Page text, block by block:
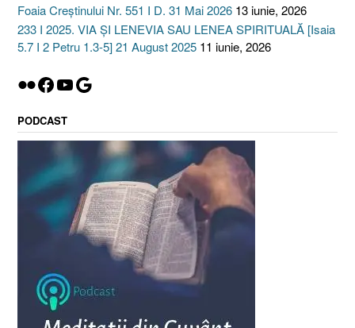
Foaia Creștinului Nr. 551 I D. 31 Mai 2026 13 iunie, 2026
233 I 2025. VIA ȘI LENEVIA SAU LENEA SPIRITUALĂ [Isaia
5.7 I 2 Petru 1.3-5] 21 August 2025 11 iunie, 2026
Flickr
Facebook
YouTube
Google
PODCAST